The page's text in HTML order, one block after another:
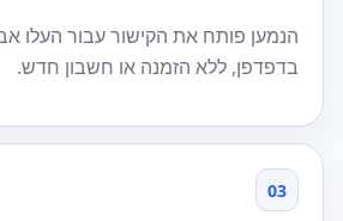
הנמען פותח את הקישור עבור העלו
בדפדפן, ללא הזמנה או חשבון חדש.
03